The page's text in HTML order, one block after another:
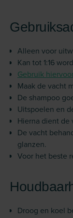
Alleen voor
Kan tot 1:16
Gebruik
Maak de vacht
De shampoo
Uitspoelen en
Hierna dient de
De vacht
glanzen.
Voor het beste
Droog en koel